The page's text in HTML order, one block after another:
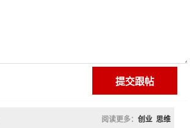
阅读更多： 创业 思维